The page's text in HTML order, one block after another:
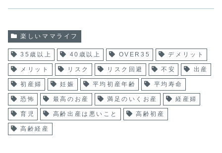
楽しいママライフ
35歳以上 40歳以上 OVER35 デメリット
メリット リスク リスク回避 不安 出産
初産婦 妊娠 平均初産年齢 平均寿命
恐怖 最高のお産 満足のいくお産 経産婦
育児 高齢出産は悪いこと 高齢初産
高齢経産